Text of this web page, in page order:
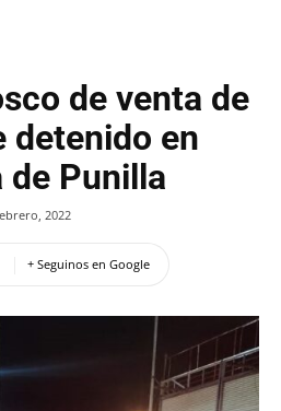
de venta de
detenido en
de Punilla
2022
+ Seguinos en Google